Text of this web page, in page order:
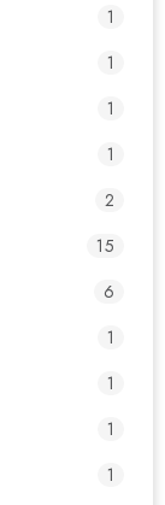
1
1
1
1
2
15
6
1
1
1
1